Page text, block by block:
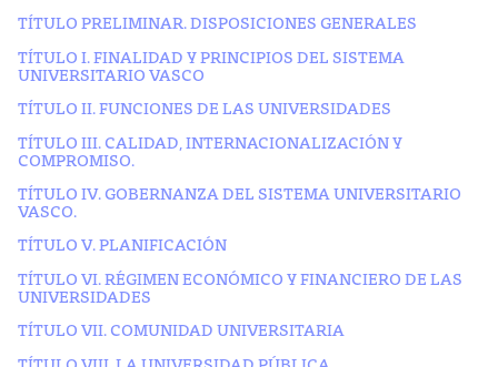
TÍTULO PRELIMINAR. DISPOSICIONES GENERALES
TÍTULO I. FINALIDAD Y PRINCIPIOS DEL SISTEMA
UNIVERSITARIO VASCO
TÍTULO II. FUNCIONES DE LAS UNIVERSIDADES
TÍTULO III. CALIDAD, INTERNACIONALIZACIÓN Y
COMPROMISO.
TÍTULO IV. GOBERNANZA DEL SISTEMA UNIVERSITARIO
VASCO.
TÍTULO V. PLANIFICACIÓN
TÍTULO VI. RÉGIMEN ECONÓMICO Y FINANCIERO DE LAS
UNIVERSIDADES
TÍTULO VII. COMUNIDAD UNIVERSITARIA